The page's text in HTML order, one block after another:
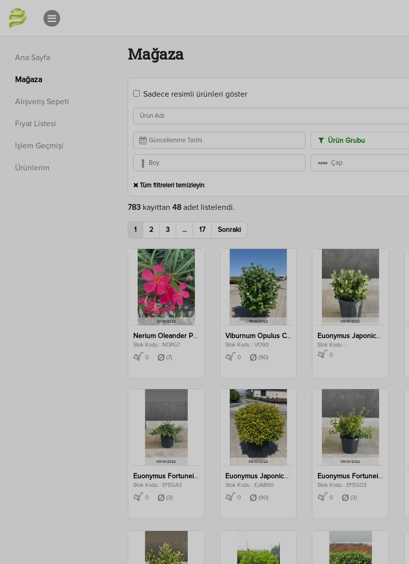
Ana Sayfa
Mağaza
Alışveriş Sepeti
Fiyat Listesi
İşlem Geçmişi
Ürünlerim
Mağaza
Sadece resimli ürünleri göster
Ürün Grubu
Tüm filtreleri temizleyin
783 kayıttan 48 adet listelendi.
1 2 3 ... 17 Sonraki
Nerium Oleander Papa Gambetta Clt 7
Stok Kodu : NOPG7
0 (7)
Viburnum Opulus Clt 90
Stok Kodu : VO90
0 (90)
Euonymus Japonica Pierrolino Sense Clt 3
Stok Kodu : -
0
Euonymus Fortunei Ega. Clt 3
Stok Kodu : EFEGA3
0 (3)
Euonymus Japonica Aurea Ball Clt 90
Stok Kodu : EJAB90
0 (90)
Euonymus Fortunei Ego. Clt 3
Stok Kodu : EFEGO3
0 (3)